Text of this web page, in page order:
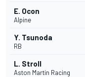
E. Ocon
Alpine
Y. Tsunoda
RB
L. Stroll
Aston Martin Racing